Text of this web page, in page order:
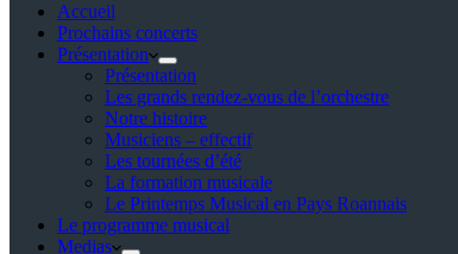
Accueil
Prochains concerts
Présentation
Présentation
Les grands rendez-vous de l’orchestre
Notre histoire
Musiciens – effectif
Les tournées d’été
La formation musicale
Le Printemps Musical en Pays Roannais
Le programme musical
Medias